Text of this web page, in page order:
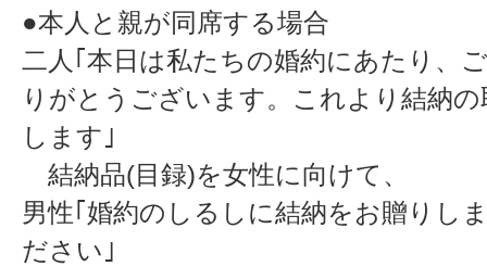
●本人と親が同席する場合
二人｢本日は私たちの婚約にあたり、
りがとうございます。これより結納
します｣
結納品(目録)を女性に向けて、
男性｢婚約のしるしに結納をお贈りし
ださい｣